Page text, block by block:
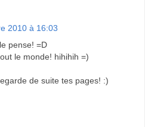
2010 à 16:03
pense! =D
le monde! hihihih =)
de suite tes pages! :)